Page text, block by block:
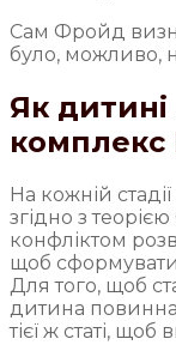
Сам Фройд
було, можливо,
Як
комплекс
На кожній
згідно з
конфліктом
щоб сформувати
Для того, щоб
дитина повинна
тієї ж статі, щоб